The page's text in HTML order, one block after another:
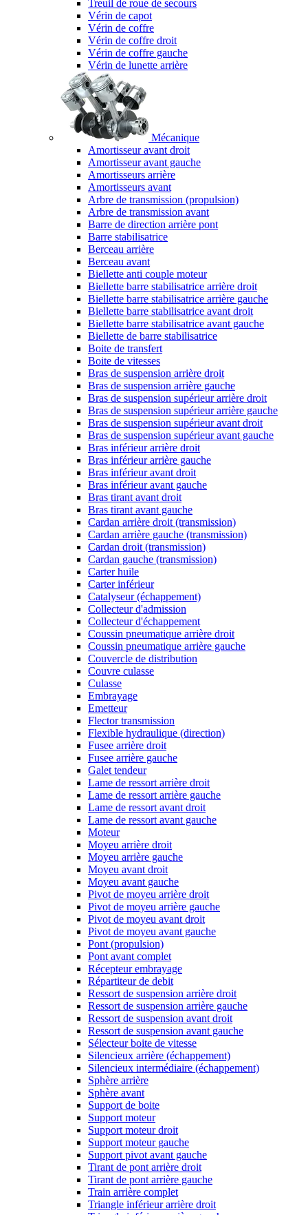
Treuil de roue de secours
Vérin de capot
Vérin de coffre
Vérin de coffre droit
Vérin de coffre gauche
Vérin de lunette arrière
Mécanique
Amortisseur avant droit
Amortisseur avant gauche
Amortisseurs arrière
Amortisseurs avant
Arbre de transmission (propulsion)
Arbre de transmission avant
Barre de direction arrière pont
Barre stabilisatrice
Berceau arrière
Berceau avant
Biellette anti couple moteur
Biellette barre stabilisatrice arrière droit
Biellette barre stabilisatrice arrière gauche
Biellette barre stabilisatrice avant droit
Biellette barre stabilisatrice avant gauche
Biellette de barre stabilisatrice
Boite de transfert
Boite de vitesses
Bras de suspension arrière droit
Bras de suspension arrière gauche
Bras de suspension supérieur arrière droit
Bras de suspension supérieur arrière gauche
Bras de suspension supérieur avant droit
Bras de suspension supérieur avant gauche
Bras inférieur arrière droit
Bras inférieur arrière gauche
Bras inférieur avant droit
Bras inférieur avant gauche
Bras tirant avant droit
Bras tirant avant gauche
Cardan arrière droit (transmission)
Cardan arrière gauche (transmission)
Cardan droit (transmission)
Cardan gauche (transmission)
Carter huile
Carter inférieur
Catalyseur (échappement)
Collecteur d'admission
Collecteur d'échappement
Coussin pneumatique arrière droit
Coussin pneumatique arrière gauche
Couvercle de distribution
Couvre culasse
Culasse
Embrayage
Emetteur
Flector transmission
Flexible hydraulique (direction)
Fusee arrière droit
Fusee arrière gauche
Galet tendeur
Lame de ressort arrière droit
Lame de ressort arrière gauche
Lame de ressort avant droit
Lame de ressort avant gauche
Moteur
Moyeu arrière droit
Moyeu arrière gauche
Moyeu avant droit
Moyeu avant gauche
Pivot de moyeu arrière droit
Pivot de moyeu arrière gauche
Pivot de moyeu avant droit
Pivot de moyeu avant gauche
Pont (propulsion)
Pont avant complet
Récepteur embrayage
Répartiteur de debit
Ressort de suspension arrière droit
Ressort de suspension arrière gauche
Ressort de suspension avant droit
Ressort de suspension avant gauche
Sélecteur boite de vitesse
Silencieux arrière (échappement)
Silencieux intermédiaire (échappement)
Sphère arrière
Sphère avant
Support de boite
Support moteur
Support moteur droit
Support moteur gauche
Support pivot avant gauche
Tirant de pont arrière droit
Tirant de pont arrière gauche
Train arrière complet
Triangle inférieur arrière droit